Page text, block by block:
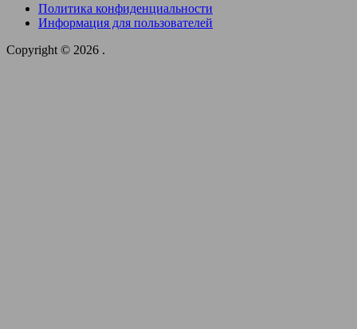
Политика конфиденциальности
Информация для пользователей
Copyright © 2026 .